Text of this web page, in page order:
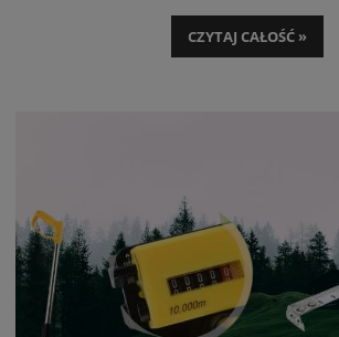
CZYTAJ CAŁOŚĆ »